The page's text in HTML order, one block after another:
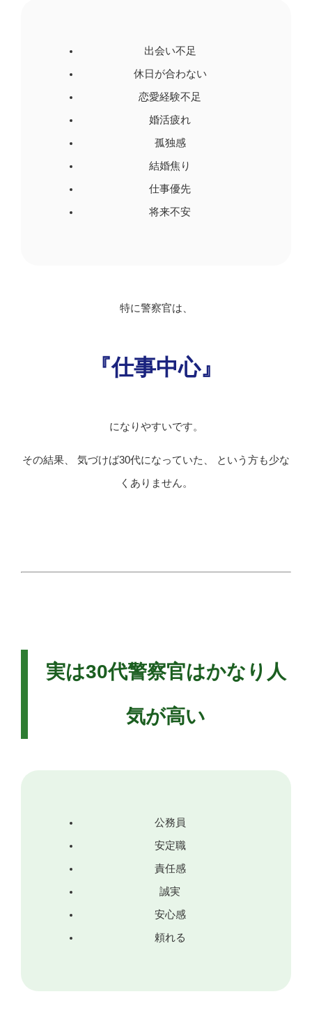
出会い不足
休日が合わない
恋愛経験不足
婚活疲れ
孤独感
結婚焦り
仕事優先
将来不安
特に警察官は、
『仕事中心』
になりやすいです。
その結果、 気づけば30代になっていた、 という方も少な
くありません。
実は30代警察官はかなり人
気が高い
公務員
安定職
責任感
誠実
安心感
頼れる